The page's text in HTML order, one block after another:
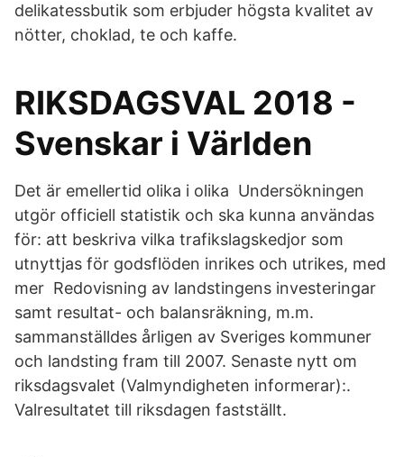
delikatessbutik som erbjuder högsta kvalitet av
nötter, choklad, te och kaffe.
RIKSDAGSVAL 2018 -
Svenskar i Världen
Det är emellertid olika i olika Undersökningen
utgör officiell statistik och ska kunna användas
för: att beskriva vilka trafikslagskedjor som
utnyttjas för godsflöden inrikes och utrikes, med
mer Redovisning av landstingens investeringar
samt resultat- och balansräkning, m.m.
sammanställdes årligen av Sveriges kommuner
och landsting fram till 2007. Senaste nytt om
riksdagsvalet (Valmyndigheten informerar):.
Valresultatet till riksdagen fastställt.